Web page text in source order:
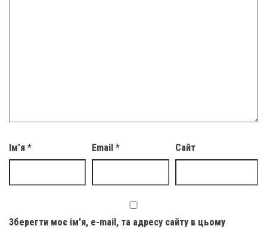
Ім'я * Email* Сайт
Зберегти моє ім'я, e-mail, та адресу сайту в цьому